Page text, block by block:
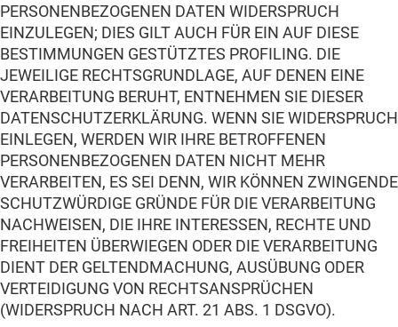
PERSONENBEZOGENEN DATEN WIDERSPRUCH
EINZULEGEN; DIES GILT AUCH FÜR EIN AUF DIESE
BESTIMMUNGEN GESTÜTZTES PROFILING. DIE
JEWEILIGE RECHTSGRUNDLAGE, AUF DENEN EINE
VERARBEITUNG BERUHT, ENTNEHMEN SIE DIESER
DATENSCHUTZERKLÄRUNG. WENN SIE WIDERSPRUCH
EINLEGEN, WERDEN WIR IHRE BETROFFENEN
PERSONENBEZOGENEN DATEN NICHT MEHR
VERARBEITEN, ES SEI DENN, WIR KÖNNEN ZWINGENDE
SCHUTZWÜRDIGE GRÜNDE FÜR DIE VERARBEITUNG
NACHWEISEN, DIE IHRE INTERESSEN, RECHTE UND
FREIHEITEN ÜBERWIEGEN ODER DIE VERARBEITUNG
DIENT DER GELTENDMACHUNG, AUSÜBUNG ODER
VERTEIDIGUNG VON RECHTSANSPRÜCHEN
(WIDERSPRUCH NACH ART. 21 ABS. 1 DSGVO).